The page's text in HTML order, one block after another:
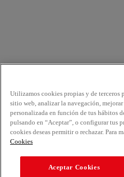
Utilizamos cookies propias y de terceros
sitio web, analizar la navegación,
personalizada en función de tus hábitos
pulsando en “Aceptar”, o configurar tus
cookies deseas permitir o rechazar. Para
Cookies
Aceptar Cookies